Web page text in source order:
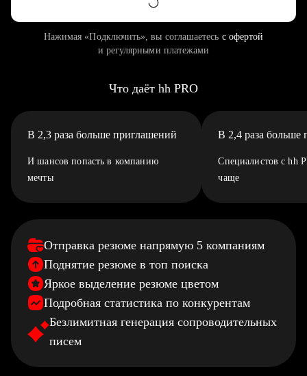
Нажимая «Подключить», вы соглашаетесь с офертой
и регулярными платежами
Что даёт hh PRO
В 2,3 раза больше приглашений
И шансов попасть в компанию
мечты
В 2,4 раза больше
Специалистов с hh
чаще
Отправка резюме напрямую 5 компаниям
Поднятие резюме в топ поиска
Яркое выделение резюме цветом
Подробная статистика по конкурентам
Безлимитная генерация сопроводительных
писем